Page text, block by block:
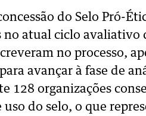
do Selo Pró-
no atual ciclo avaliativo
no processo,
avançar à fase de
128 organizações
do selo, o que